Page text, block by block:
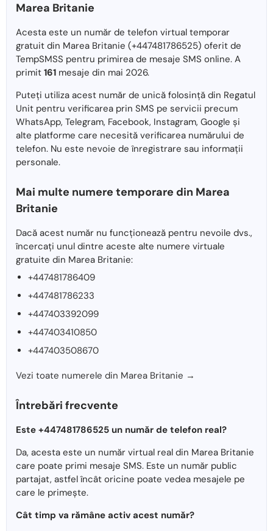
Marea Britanie
Acesta este un număr de telefon virtual temporar
gratuit din Marea Britanie (+447481786525) oferit de
TempSMSS pentru primirea de mesaje SMS online. A
primit 161 mesaje din mai 2026.
Puteți utiliza acest număr de unică folosință din Regatul
Unit pentru verificarea prin SMS pe servicii precum
WhatsApp, Telegram, Facebook, Instagram, Google și
alte platforme care necesită verificarea numărului de
telefon. Nu este nevoie de înregistrare sau informații
personale.
Mai multe numere temporare din Marea
Britanie
Dacă acest număr nu funcționează pentru nevoile dvs.,
încercați unul dintre aceste alte numere virtuale
gratuite din Marea Britanie:
+447481786409
+447481786233
+447403392099
+447403410850
+447403508670
Vezi toate numerele din Marea Britanie →
Întrebări frecvente
Este +447481786525 un număr de telefon real?
Da, acesta este un număr virtual real din Marea Britanie
care poate primi mesaje SMS. Este un număr public
partajat, astfel încât oricine poate vedea mesajele pe
care le primește.
Cât timp va rămâne activ acest număr?